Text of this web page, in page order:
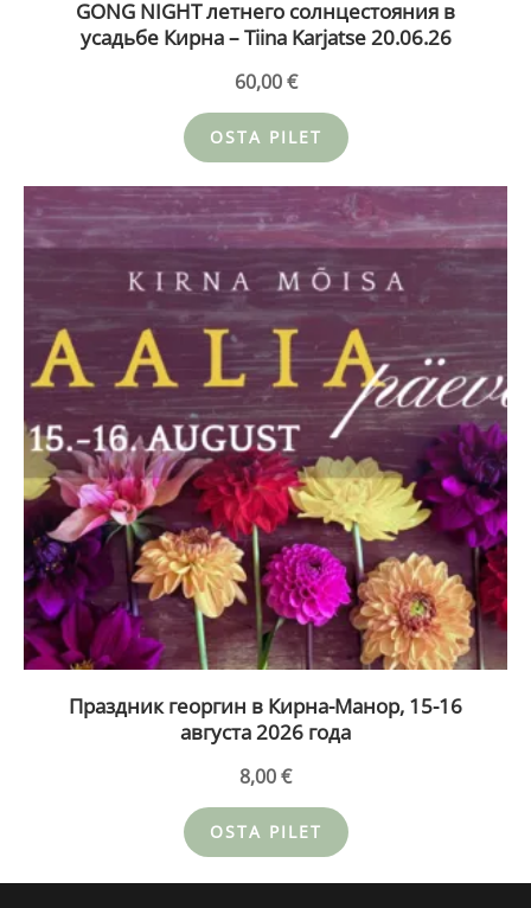
GONG NIGHT летнего солнцестояния в
усадьбе Кирна – Tiina Karjatse 20.06.26
60,00€
OSTA PILET
Праздник георгин в Кирна-Манор, 15-16
августа 2026 года
8,00€
OSTA PILET